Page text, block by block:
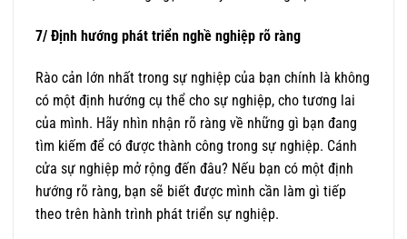
7/ Định hướng phát triển nghề nghiệp rõ ràng
Rào cản lớn nhất trong sự nghiệp của bạn chính là không
có một định hướng cụ thể cho sự nghiệp, cho tương lai
của mình. Hãy nhìn nhận rõ ràng về những gì bạn đang
tìm kiếm để có được thành công trong sự nghiệp. Cánh
cửa sự nghiệp mở rộng đến đâu? Nếu bạn có một định
hướng rõ ràng, bạn sẽ biết được mình cần làm gì tiếp
theo trên hành trình phát triển sự nghiệp.